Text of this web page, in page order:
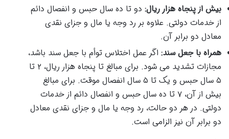
بیش از پنجاه هزار ریال: دو تا ده سال حبس و انفصال دائم
از خدمات دولتی. علاوه بر رد وجه یا مال و جزای نقدی
معادل دو برابر آن.
همراه با جعل سند: اگر عمل اختلاس توأم با جعل سند باشد،
مجازات تشدید می شود. برای مبالغ تا پنجاه هزار ریال، ۲ تا
۵ سال حبس و یک تا ۵ سال انفصال موقت. برای مبالغ
بیش از آن، ۷ تا ده سال حبس و انفصال دائم از خدمات
دولتی. در هر دو حالت، رد وجه یا مال و جزای نقدی معادل
دو برابر آن نیز الزامی است.